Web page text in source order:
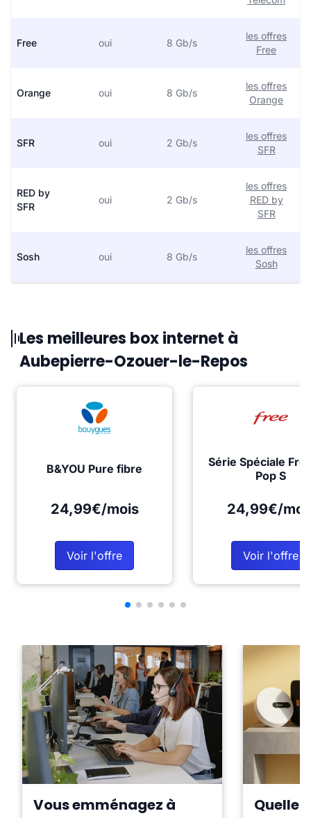
Free oui 8 Gb/s
les offres
Free
Orange oui 8 Gb/s
les offres
Orange
SFR oui 2 Gb/s
les offres
SFR
RED by
SFR
oui 2 Gb/s
les offres
RED by
SFR
Sosh oui 8 Gb/s
les offres
Sosh
Les meilleures box internet à
Aubepierre-Ozouer-le-Repos
B&YOU Pure fibre
24,99€/mois
Voir l'offre
Série Spéciale
Pop S
24,99€/
Voir l'offre
Vous emménagez à
Quelle